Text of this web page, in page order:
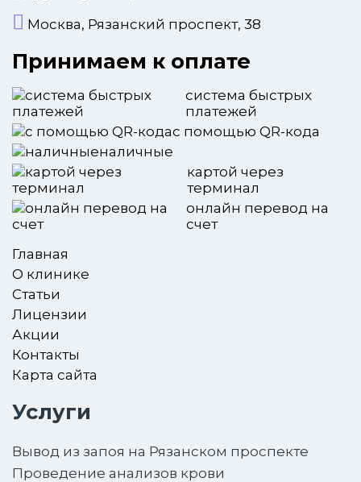
Москва, Рязанский проспект, 38
Принимаем к оплате
система быстрых
платежей
с помощью QR-кода
наличные
картой через
терминал
онлайн перевод на
счет
Главная
О клинике
Статьи
Лицензии
Акции
Контакты
Карта сайта
Услуги
Вывод из запоя на Рязанском проспекте
Проведение анализов крови